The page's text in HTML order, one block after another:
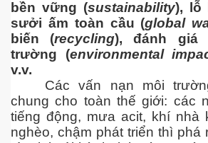
bền vững (sustainability), lỗ
sưởi ấm toàn cầu (global
biến (recycling), đánh giá
trường (environmental
v.v.
Các vấn nạn môi
chung cho toàn thế giới: các
tiếng động, mưa acit, khí nhà
nghèo, chậm phát triển thì phá
và ĐBCL